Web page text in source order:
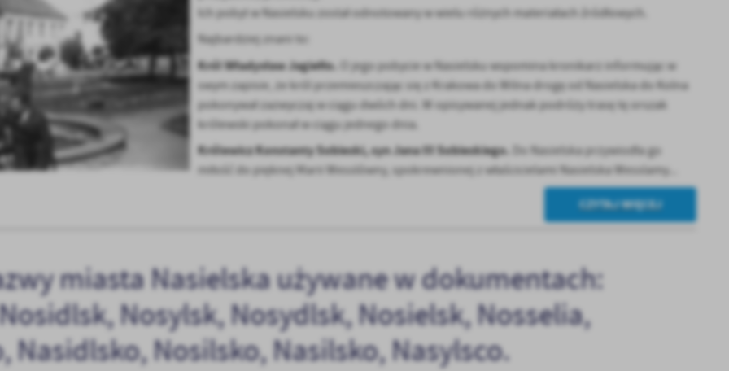
Ich pobyt w Nasielsku został odnotowany w wielu różnych materiałach źródłowych.
Najbardziej znani to:
Król Władysław Jagiełło.
O jego pobycie w Nasielsku wspomina kronikarz informując w
swym zapisie, że król przemieszczając się z Krakowa do Wilna drogę od Nasielska do Kolna
pokonywał zazwyczaj w ciągu dwóch dni. W opisywanej jednak podróży trasę tę orszak
królewski pokonał w ciągu jednego dnia.
Królewicz Konstanty Sobieski, syn Jana III Sobieskiego.
Do Nasielska przywiodła go
miłość do pięknej Marii Wesslówny, spokrewnionej z właścicielami Nasielska Wesslamy...
CZYTAJ WIĘCEJ
miasta Nasielska używane w dokumentach:
Nosylsk, Nosydlsk, Nosielsk, Nosselia,
Nasidlsko, Nosilsko, Nasilsko, Nasylsco.